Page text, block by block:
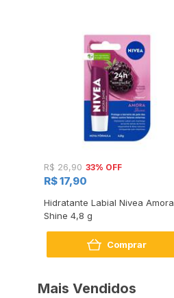
R$ 26,90 33% OFF
R$ 17,90
Hidratante Labial Nivea Amora
Shine 4,8 g
Comprar
Mais Vendidos